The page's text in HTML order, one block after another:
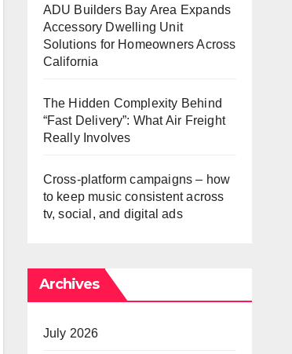
ADU Builders Bay Area Expands
Accessory Dwelling Unit
Solutions for Homeowners Across
California
The Hidden Complexity Behind
“Fast Delivery”: What Air Freight
Really Involves
Cross-platform campaigns – how
to keep music consistent across
tv, social, and digital ads
Archives
July 2026